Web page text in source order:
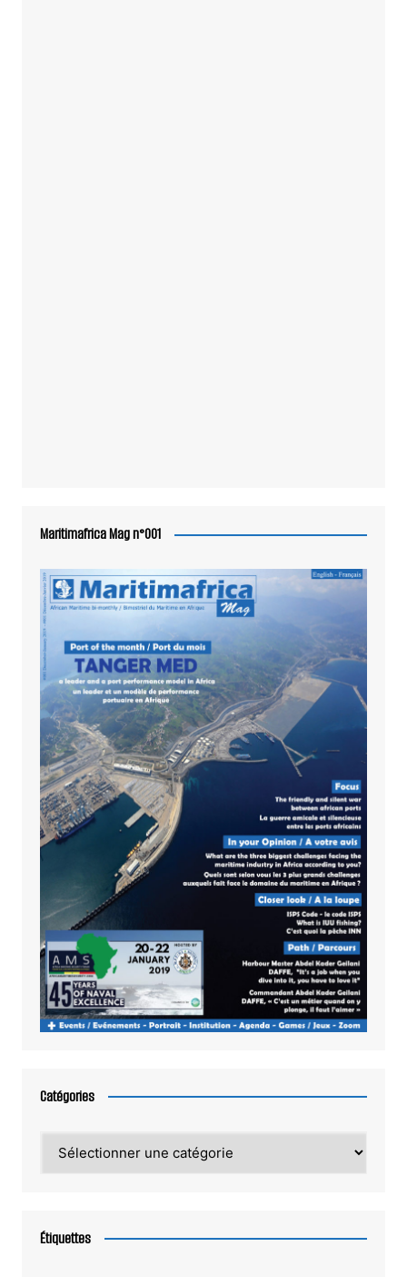
Maritimafrica Mag n°001
Catégories
Étiquettes